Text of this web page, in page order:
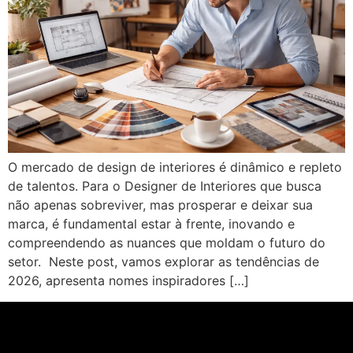
O mercado de design de interiores é dinâmico e repleto
de talentos. Para o Designer de Interiores que busca
não apenas sobreviver, mas prosperar e deixar sua
marca, é fundamental estar à frente, inovando e
compreendendo as nuances que moldam o futuro do
setor. Neste post, vamos explorar as tendências de
2026, apresenta nomes inspiradores […]